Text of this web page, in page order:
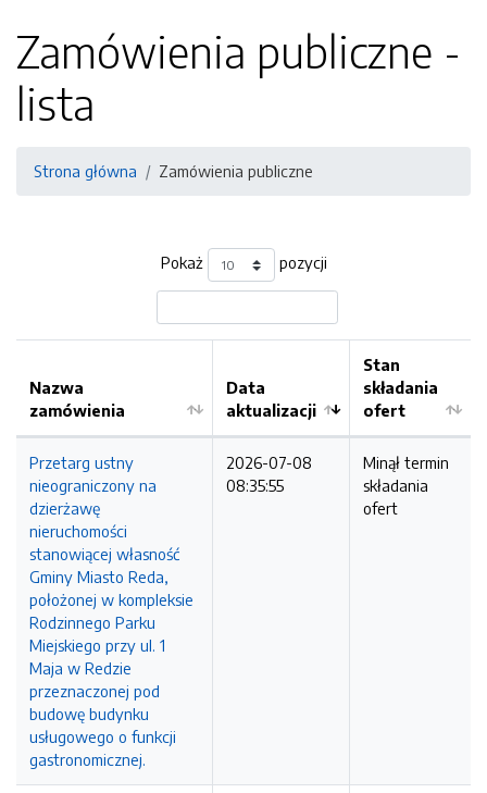
Zamówienia publiczne -
lista
Strona główna Zamówienia publiczne
Pokaż pozycji
Nazwa
zamówienia
Data
aktualizacji
Stan
składania
ofert
Przetarg ustny
nieograniczony na
dzierżawę
nieruchomości
stanowiącej własność
Gminy Miasto Reda,
położonej w kompleksie
Rodzinnego Parku
Miejskiego przy ul. 1
Maja w Redzie
przeznaczonej pod
budowę budynku
usługowego o funkcji
gastronomicznej.
2026-07-08
08:35:55
Minął termin
składania
ofert